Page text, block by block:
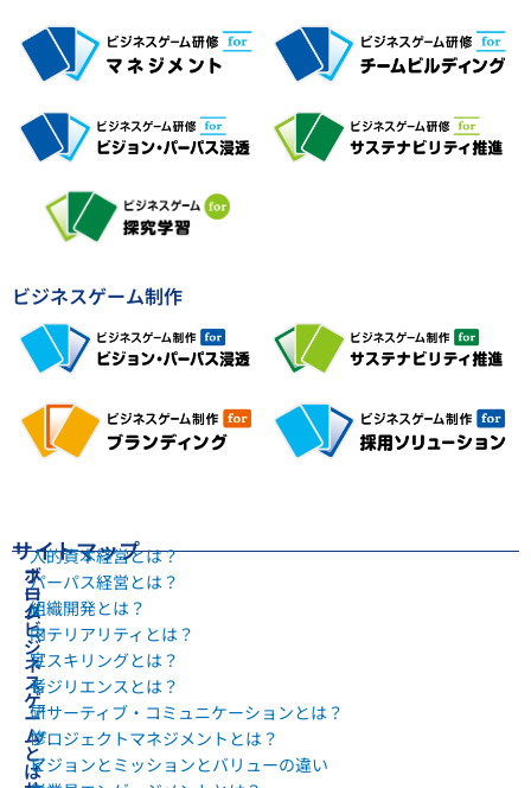
ビジネスゲーム制作
サイトマップ
ホ
ー
ム
ビ
ジ
ネ
ス
ゲ
ー
ム
と
は
ブ
ロ
グ
内
定
者
研
修
マ
人的資本経営とは？
パーパス経営とは？
組織開発とは？
マテリアリティとは？
リスキリングとは？
レジリエンスとは？
アサーティブ・コミュニケーションとは？
プロジェクトマネジメントとは？
ビジョンとミッションとバリューの違い